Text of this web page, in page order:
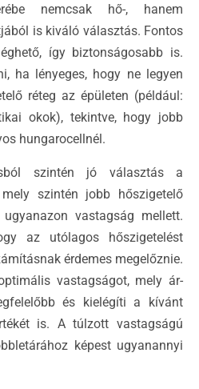
nemcsak hő-, hanem
is kiváló választás. Fontos
így biztonságosabb is.
ha lényeges, hogy ne legyen
réteg az épületen (például:
okok), tekintve, hogy jobb
hungarocellnél.
szintén jó választás a
szintén jobb hőszigetelő
ugyanazon vastagság mellett.
az utólagos hőszigetelést
érdemes megelőznie.
vastagságot, mely ár-
és kielégíti a kívánt
is. A túlzott vastagságú
képest ugyanannyi